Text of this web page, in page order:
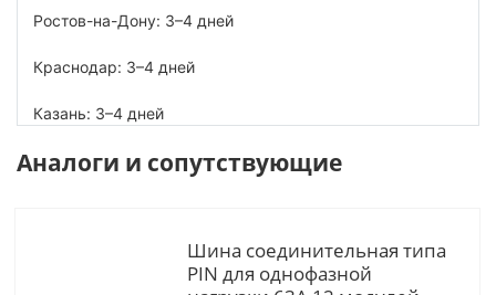
Ростов-на-Дону: 3–4 дней
Краснодар: 3–4 дней
Казань: 3–4 дней
Аналоги и сопутствующие
Шина соединительная типа
PIN для однофазной